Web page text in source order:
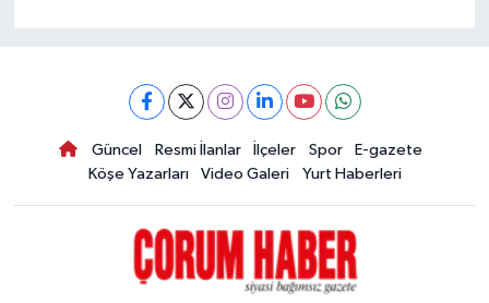
Güncel Resmi İlanlar İlçeler Spor
E-gazete
Köşe Yazarları
Video Galeri Yurt Haberleri